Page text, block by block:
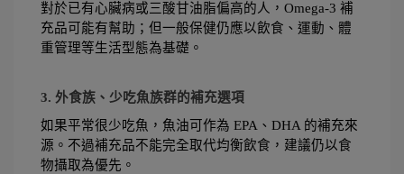
對於已有心臟病或三酸甘油脂偏高的人，Omega-3 補
充品可能有幫助；但一般保健仍應以飲食、運動、體
重管理等生活型態為基礎。
3. 外食族、少吃魚族群的補充選項
如果平常很少吃魚，魚油可作為 EPA、DHA 的補充來
源。不過補充品不能完全取代均衡飲食，建議仍以食
物攝取為優先。